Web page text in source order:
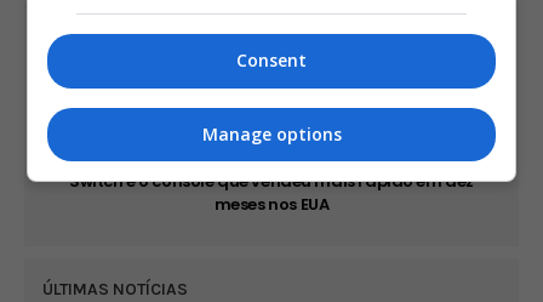
PREVIOUS ARTICLE
Deus Ex e Batman da Telltale estarão de graça em
Switch é o console que vendeu mais rápido em dez
meses nos EUA
ÚLTIMAS NOTÍCIAS
Consent
Manage options